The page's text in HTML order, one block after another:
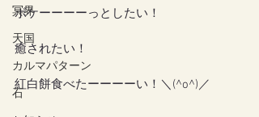
冥界
天国
カルマパターン
石
ボケーーーーっとしたい！
癒されたい！
紅白餅食べたーーーーい！＼(^o^)／